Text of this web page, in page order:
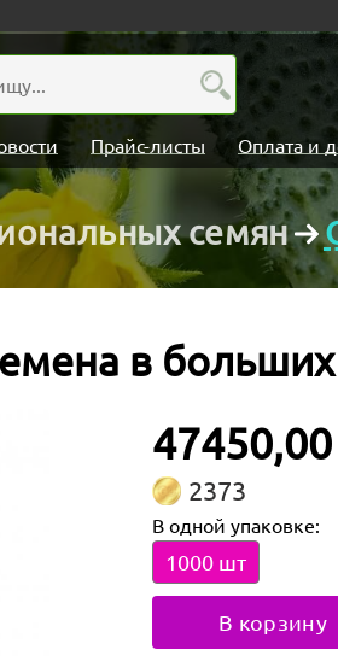
Прайс-листы Оплата и
семян
в больших
2373
В одной упаковке:
1000 шт
В корзину